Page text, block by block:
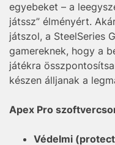
egyebeket – a
játssz” élményért.
játszol, a SteelSeries
gamereknek, hogy a
játékra
készen álljanak a
Apex Pro
Védelmi